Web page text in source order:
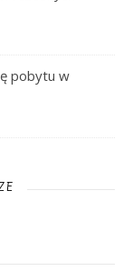
pobytu w